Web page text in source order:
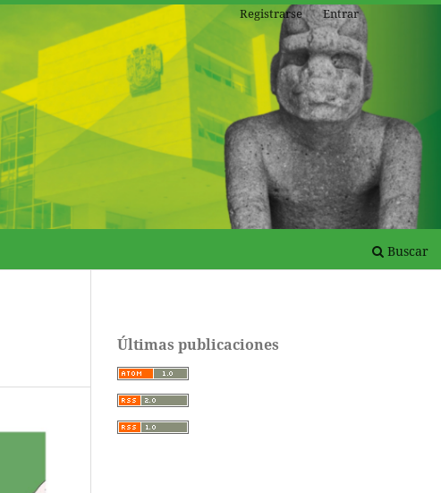
Buscar
Registrarse Entrar
Últimas publicaciones